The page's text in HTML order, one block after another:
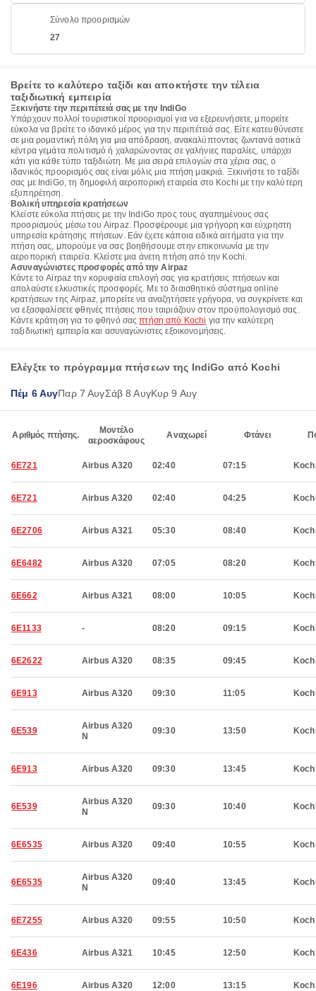
Σύνολο προορισμών
27
Βρείτε το καλύτερο ταξίδι και αποκτήστε την τέλεια
ταξιδιωτική εμπειρία
Ξεκινήστε την περιπέτειά σας με την IndiGo
Υπάρχουν πολλοί τουριστικοί προορισμοί για να εξερευνήσετε, μπορείτε
εύκολα να βρείτε το ιδανικό μέρος για την περιπέτειά σας. Είτε κατευθύνεστε
σε μια ρομαντική πόλη για μια απόδραση, ανακαλύπτοντας ζωντανά αστικά
κέντρα γεμάτα πολιτισμό ή χαλαρώνοντας σε γαλήνιες παραλίες, υπάρχει
κάτι για κάθε τύπο ταξιδιώτη. Με μια σειρά επιλογών στα χέρια σας, ο
ιδανικός προορισμός σας είναι μόλις μια πτήση μακριά. Ξεκινήστε το ταξίδι
σας με IndiGo, τη δημοφιλή αεροπορική εταιρεία στο Kochi με την καλύτερη
εξυπηρέτηση.
Βολική υπηρεσία κρατήσεων
Κλείστε εύκολα πτήσεις με την IndiGo προς τους αγαπημένους σας
προορισμούς μέσω του Airpaz. Προσφέρουμε μια γρήγορη και εύχρηστη
υπηρεσία κράτησης πτήσεων. Εάν έχετε κάποια ειδικά αιτήματα για την
πτήση σας, μπορούμε να σας βοηθήσουμε στην επικοινωνία με την
αεροπορική εταιρεία. Κλείστε μια άνετη πτήση από την Kochi.
Ασυναγώνιστες προσφορές από την Airpaz
Κάντε το Airpaz την κορυφαία επιλογή σας για κρατήσεις πτήσεων και
απολαύστε ελκυστικές προσφορές. Με το διαισθητικό σύστημα online
κρατήσεων της Airpaz, μπορείτε να αναζητήσετε γρήγορα, να συγκρίνετε και
να εξασφαλίσετε φθηνές πτήσεις που ταιριάζουν στον προϋπολογισμό σας.
Κάντε κράτηση για το φθηνό σαςπτήση από Kochi για την καλύτερη
ταξιδιωτική εμπειρία και ασυναγώνιστες εξοικονομήσεις.
Ελέγξτε το πρόγραμμα πτήσεων της IndiGo από Kochi
Πέμ 6 ΑυγΠαρ 7 ΑυγΣάβ 8 ΑυγΚυρ 9 Αυγ
Αριθμός πτήσης.
Μοντέλο
αεροσκάφους
Αναχωρεί Φτάνει
6E721 Airbus A320 02:40 07:15
6E721 Airbus A320 02:40 04:25
6E2706 Airbus A321 05:30 08:40
6E6482 Airbus A320 07:05 08:20
6E662 Airbus A321 08:00 10:05
6E1133 - 08:20 09:15
6E2622 Airbus A320 08:35 09:45
6E913 Airbus A320 09:30 11:05
6E539
Airbus A320
N
09:30 13:50
6E913 Airbus A320 09:30 13:45
6E539
Airbus A320
N
09:30 10:40
6E6535 Airbus A320 09:40 10:55
6E6535
Airbus A320
N
09:40 13:45
6E7255 Airbus A320 09:55 10:50
6E436 Airbus A321 10:45 12:50
6E196 Airbus A320 12:00 13:15